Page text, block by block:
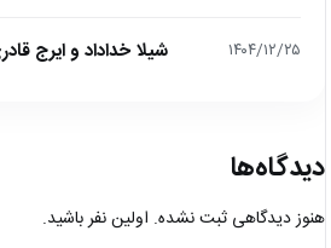
۱۴۰۴/۱۲/۲۵ شیلا خداداد و ایرج
دیدگاه‌ها
هنوز دیدگاهی ثبت نشده. اولین نفر باشید.